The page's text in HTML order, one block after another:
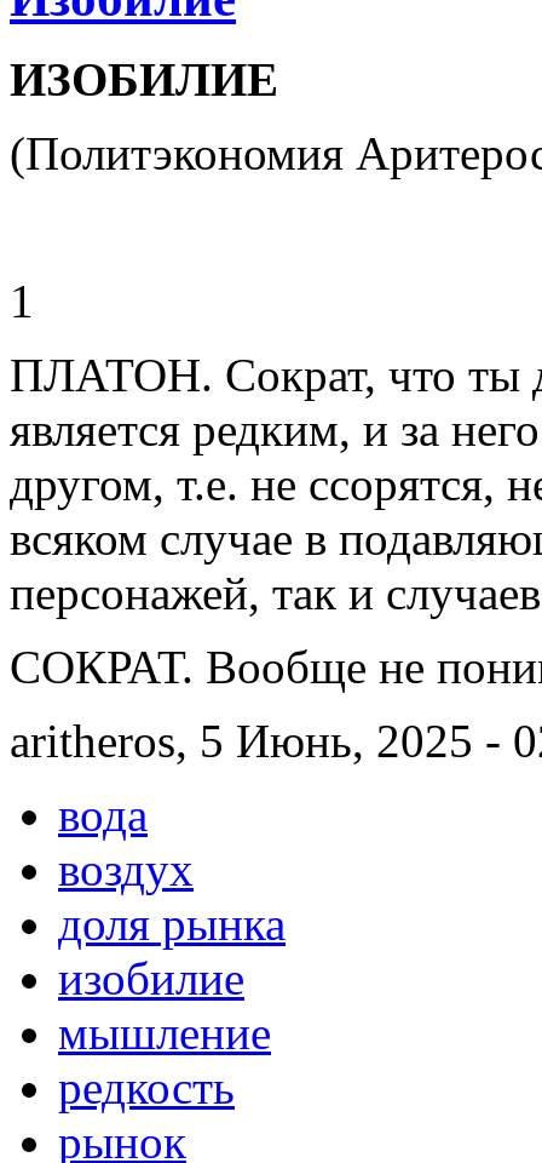
ИЗОБИЛИЕ
(Политэкономия
1
ПЛАТОН. Сократ, что ты
является редким, и за
другом, т.е. не ссорятся,
всяком случае в
персонажей, так и
СОКРАТ. Вообще не
aritheros, 5 Июнь, 2025 -
вода
воздух
доля рынка
изобилие
мышление
редкость
рынок